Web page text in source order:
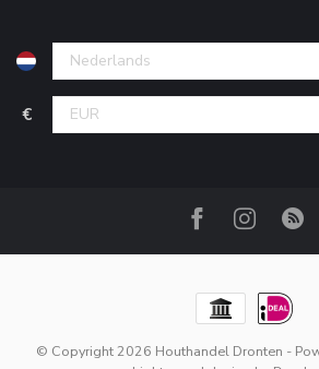
€
© Copyright 2026 Houthandel Dronten -